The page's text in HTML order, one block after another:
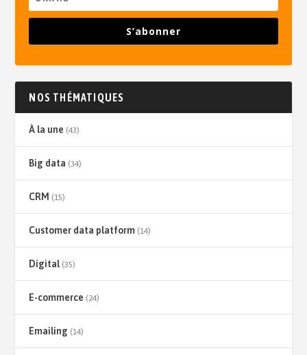
S’abonner
NOS THÉMATIQUES
À la une (43)
Big data (34)
CRM (15)
Customer data platform (14)
Digital(35)
E-commerce (24)
Emailing (14)